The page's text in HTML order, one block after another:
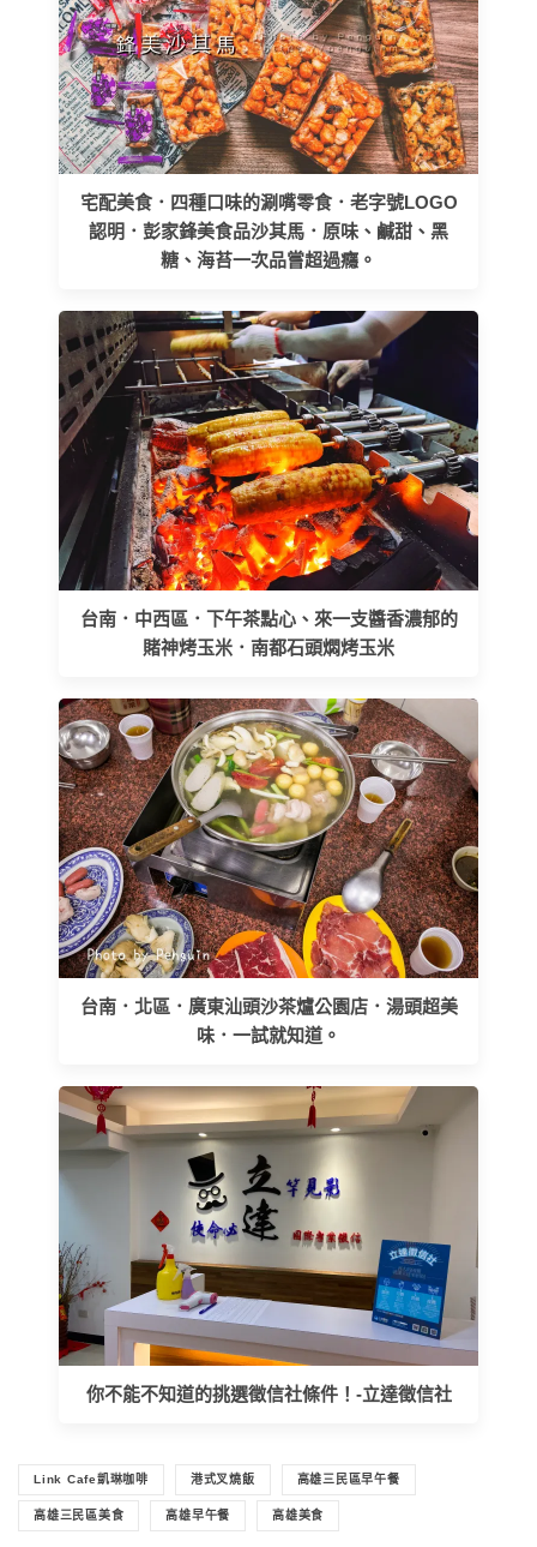
宅配美食．四種口味的涮嘴零食．老字號LOGO
認明．彭家鋒美食品沙其馬．原味、鹹甜、黑
糖、海苔一次品嘗超過癮。
台南．中西區．下午茶點心、來一支醬香濃郁的
賭神烤玉米．南都石頭燜烤玉米
台南．北區．廣東汕頭沙茶爐公園店．湯頭超美
味．一試就知道。
你不能不知道的挑選徵信社條件！-立達徵信社
Link Cafe凱琳咖啡 港式叉燒飯 高雄三民區早午餐
高雄三民區美食 高雄早午餐 高雄美食